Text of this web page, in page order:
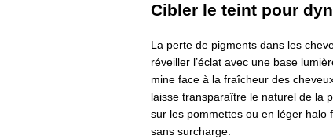
Cibler le teint pour
La perte de pigments dans les
réveiller l’éclat avec une base
mine face à la fraîcheur des
laisse transparaître le naturel de la
sur les pommettes ou en léger
sans surcharge.